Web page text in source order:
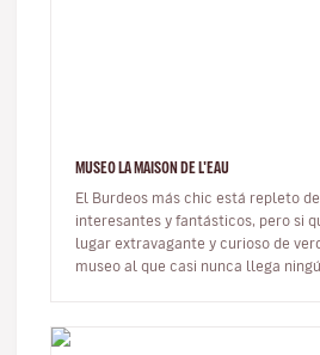
MUSEO LA MAISON DE L'EAU
El Burdeos más chic está repleto
interesantes y fantásticos, pero si
lugar extravagante y curioso de
museo al que casi nunca llega